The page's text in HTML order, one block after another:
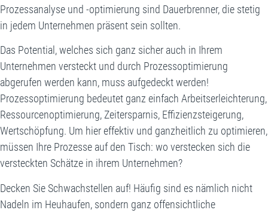
Prozessanalyse und -optimierung sind Dauerbrenner, die stetig
in jedem Unternehmen präsent sein sollten.
Das Potential, welches sich ganz sicher auch in Ihrem
Unternehmen versteckt und durch Prozessoptimierung
abgerufen werden kann, muss aufgedeckt werden!
Prozessoptimierung bedeutet ganz einfach Arbeitserleichterung,
Ressourcenoptimierung, Zeitersparnis, Effizienzsteigerung,
Wertschöpfung. Um hier effektiv und ganzheitlich zu optimieren,
müssen Ihre Prozesse auf den Tisch: wo verstecken sich die
versteckten Schätze in ihrem Unternehmen?
Decken Sie Schwachstellen auf! Häufig sind es nämlich nicht
Nadeln im Heuhaufen, sondern ganz offensichtliche